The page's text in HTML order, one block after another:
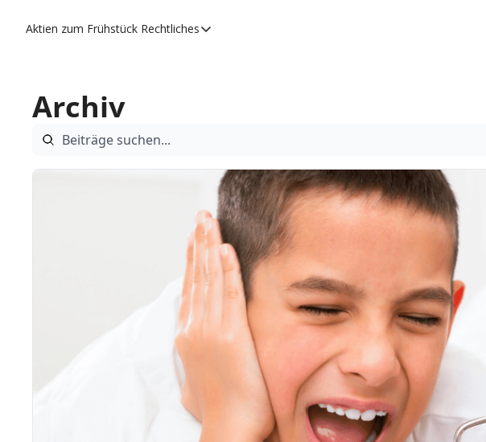
Aktien zum Frühstück Rechtliches
Rechtliches
Archiv